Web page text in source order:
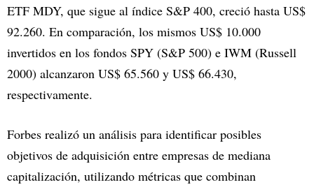
ETF MDY, que sigue al índice S&P 400, creció hasta US$
92.260. En comparación, los mismos US$ 10.000
invertidos en los fondos SPY (S&P 500) e IWM (Russell
2000) alcanzaron US$ 65.560 y US$ 66.430,
respectivamente.
Forbes realizó un análisis para identificar posibles
objetivos de adquisición entre empresas de mediana
capitalización, utilizando métricas que combinan